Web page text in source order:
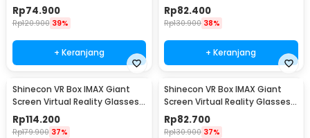
G10
Rp74.900
Rp120.900 39%
+ Keranjang
SC-G12
Rp82.400
Rp130.900 38%
+ Keranjang
Shinecon VR Box IMAX Giant
Screen Virtual Reality Glasses -
SC-G15
Rp114.200
Rp179.900 37%
Shinecon VR Box IMAX Giant
Screen Virtual Reality Glasses -
SC-G06B
Rp82.700
Rp130.900 37%